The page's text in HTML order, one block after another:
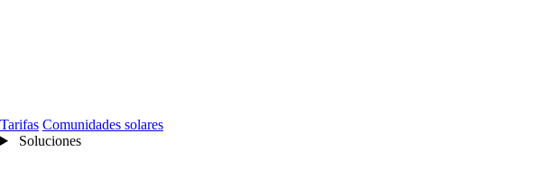
Tarifas Comunidades solares
Soluciones